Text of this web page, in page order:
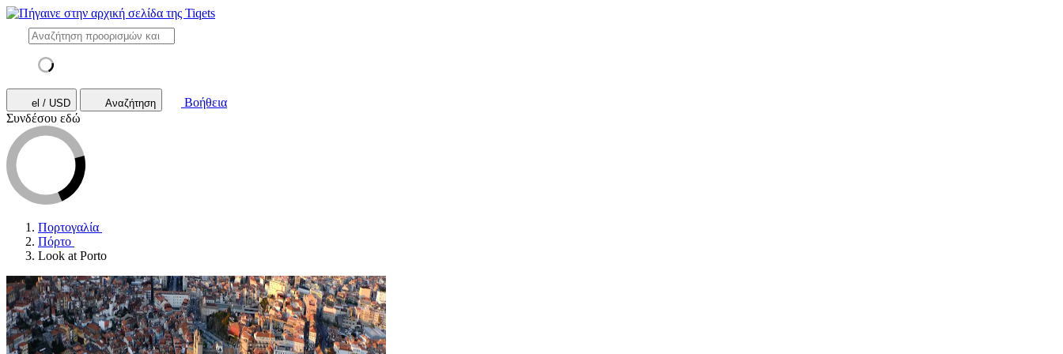
el / USD Αναζήτηση
Βοήθεια
Συνδέσου εδώ
Πορτογαλία
Πόρτο
Look at Porto